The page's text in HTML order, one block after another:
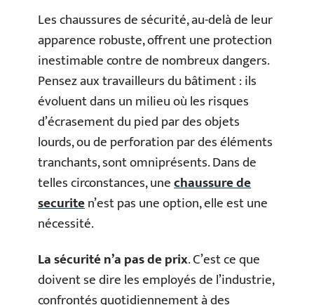
Les chaussures de sécurité, au-delà de leur
apparence robuste, offrent une protection
inestimable contre de nombreux dangers.
Pensez aux travailleurs du bâtiment : ils
évoluent dans un milieu où les risques
d’écrasement du pied par des objets
lourds, ou de perforation par des éléments
tranchants, sont omniprésents. Dans de
telles circonstances, unechaussure de
securiten’est pas une option, elle est une
nécessité.
La sécurité n’a pas de prix. C’est ce que
doivent se dire les employés de l’industrie,
confrontés quotidiennement à des